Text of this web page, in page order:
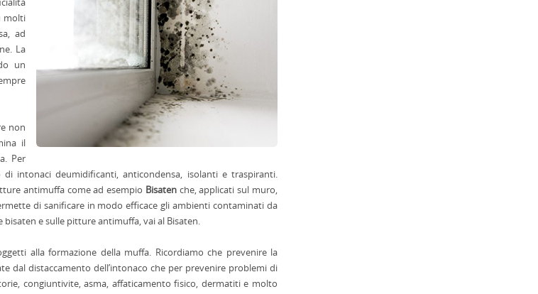
molti
ad
La
un
non
il
Per
intonaci deumidificanti, anticondensa, isolanti e traspiranti.
antimuffa come ad esempio Bisatenche, applicati sul muro,
di sanificare in modo efficace gli ambienti contaminati da
e sulle pitture antimuffa, vai al Bisaten.
alla formazione della muffa. Ricordiamo che prevenire la
dal distaccamento dell’intonaco che per prevenire problemi di
congiuntivite, asma, affaticamento fisico, dermatiti e molto